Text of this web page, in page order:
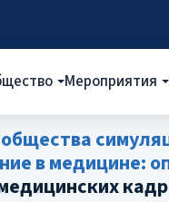
Мероприятия
в медицине: